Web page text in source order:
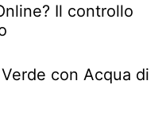
Il controllo
con Acqua di